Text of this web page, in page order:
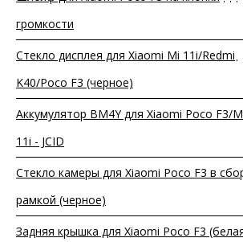
громкости
Стекло дисплея для Xiaomi Mi 11i/Redmi
K40/Poco F3 (черное)
Аккумулятор BM4Y для Xiaomi Poco F3/
11i - JCID
Стекло камеры для Xiaomi Poco F3 в
рамкой (черное)
Задняя крышка для Xiaomi Poco F3